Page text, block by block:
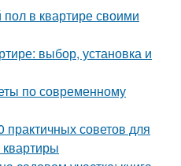
в квартире своими
выбор, установка и
по современному
советов для